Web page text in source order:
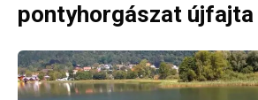
pontyhorgászat újfajta